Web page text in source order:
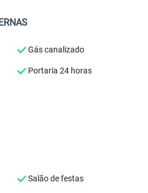
Gás canalizado
Portaria 24 horas
Salão de festas